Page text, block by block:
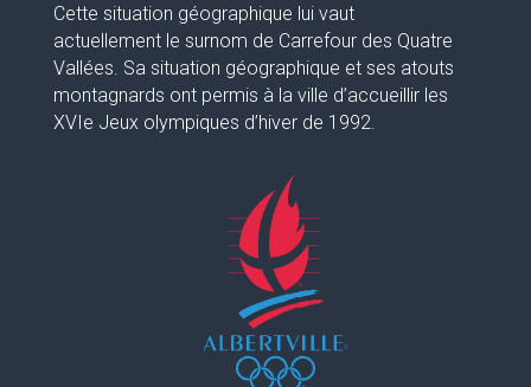
Cette situation géographique lui vaut
actuellement le surnom de Carrefour des Quatre
Vallées. Sa situation géographique et ses atouts
montagnards ont permis à la ville d’accueillir les
XVIe Jeux olympiques d’hiver de 1992.